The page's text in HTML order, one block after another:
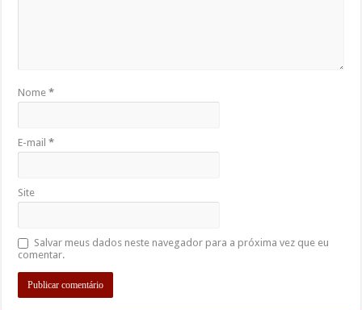
Nome*
E-mail*
Site
Salvar meus dados neste navegador para a próxima vez que eu
comentar.